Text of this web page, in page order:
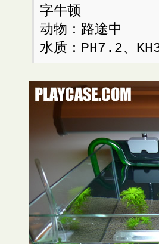
字牛顿
动物：路途中
水质：PH7.2、